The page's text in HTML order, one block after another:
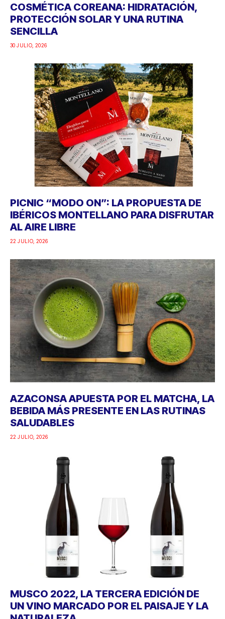
COSMÉTICA COREANA: HIDRATACIÓN,
PROTECCIÓN SOLAR Y UNA RUTINA
SENCILLA
30 JULIO, 2026
PICNIC “MODO ON”: LA PROPUESTA DE
IBÉRICOS MONTELLANO PARA DISFRUTAR
AL AIRE LIBRE
22 JULIO, 2026
AZACONSA APUESTA POR EL MATCHA, LA
BEBIDA MÁS PRESENTE EN LAS RUTINAS
SALUDABLES
22 JULIO, 2026
MUSCO 2022, LA TERCERA EDICIÓN DE
UN VINO MARCADO POR EL PAISAJE Y LA